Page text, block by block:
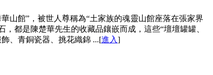
山館”，被世人尊稱為“土家族的魂靈山館座落在張家界
都是陳楚華先生的收藏品鑲嵌而成，這些“壇壇罐罐、
、青銅瓷器、挑花織錦 ...[進入]